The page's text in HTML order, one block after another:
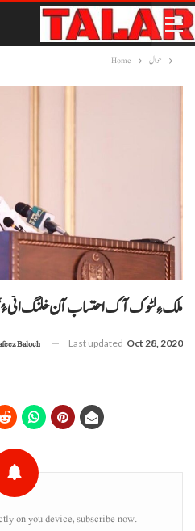
Home حوال
Baloch Last updated Oct 28, 2020
on you device, subscribe now.